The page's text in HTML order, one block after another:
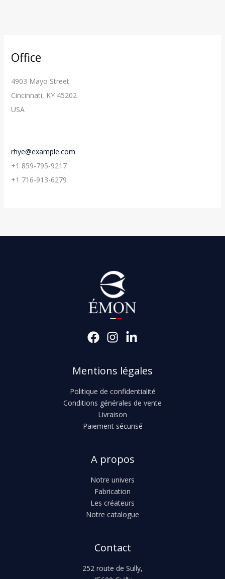
Office
4903 Mayo Street
Cincinnati, KY 45202
USA
rhye@example.com
+1 859-795-9217
+1 716-913-6279
Mentions légales
Politique de confidentialité
Conditions générales de vente
Livraison
Paiement sécurisé
A propos
Notre univers
Fabrication
Les créateurs
Notre catalogue
Contact
252 route de Sully,